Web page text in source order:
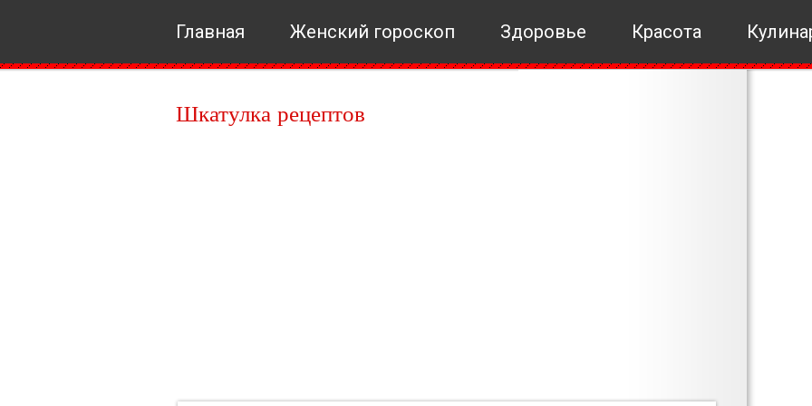
Главная Женский гороскоп Здоровье Красота
Шкатулка рецептов